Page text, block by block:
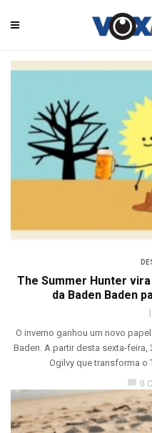
The Summer Hunter
da Baden Baden
O inverno ganhou um novo
Baden. A partir desta sexta-feira,
Ogilvy que transforma o
chat_bubble 0